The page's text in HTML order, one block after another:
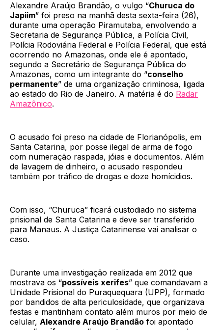
Alexandre Araújo Brandão, o vulgo “Churuca do
Japiim” foi preso na manhã desta sexta-feira (26),
durante uma operação Piramutaba, envolvendo a
Secretaria de Segurança Pública, a Polícia Civil,
Polícia Rodoviária Federal e Polícia Federal, que está
ocorrendo no Amazonas, onde ele é apontado,
segundo a Secretário de Segurança Pública do
Amazonas, como um integrante do “conselho
permanente” de uma organização criminosa, ligada
ao estado do Rio de Janeiro. A matéria é do Radar
Amazônico.
O acusado foi preso na cidade de Florianópolis, em
Santa Catarina, por posse ilegal de arma de fogo
com numeração raspada, jóias e documentos. Além
de lavagem de dinheiro, o acusado respondeu
também por tráfico de drogas e doze homícidios.
Com isso, “Churuca” ficará custodiado no sistema
prisional de Santa Catarina e deve ser transferido
para Manaus. A Justiça Catarinense vai analisar o
caso.
Durante uma investigação realizada em 2012 que
mostrava os “possíveis xerifes” que comandavam a
Unidade Prisional do Puraquequara (UPP), formado
por bandidos de alta periculosidade, que organizava
festas e mantinham contato além muros por meio de
celular, Alexandre Araújo Brandão foi apontado